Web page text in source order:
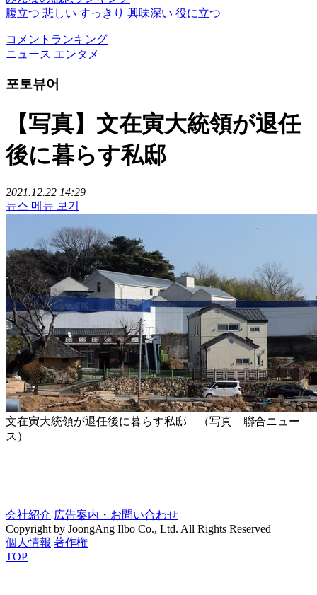
腹立つ 悲しい すっきり 興味深い 役に立つ
コメントランキング
ニュース エンタメ
포토뷰어
【写真】文在寅大統領が退任
後に暮らす私邸
2021.12.22 14:29
뉴스 메뉴 보기
文在寅大統領が退任後に暮らす私邸 （写真 聯合ニュー
ス）
会社紹介 広告案内・お問い合わせ
Copyright by JoongAng Ilbo Co., Ltd. All Rights Reserved
個人情報 著作権
TOP